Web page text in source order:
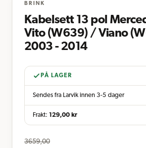
BRINK
Kabelsett 13 pol
Vito (W639) / Viano
2003 - 2014
PÅ LAGER
Sendes fra Larvik innen 3-5 dager
Frakt: 129,00 kr
3659,00